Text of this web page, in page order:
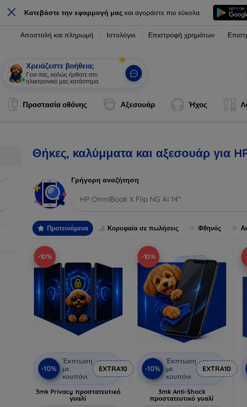
× Κατεβάστε την εφαρμογή μαςκαι αγοράστε πιο εύκολα.
Αποστολή και πληρωμή Ιστολόγιο Επιστροφή χρημάτων
Χρειάζεστε βοήθεια;
Γεια σας, καλώς ήρθατε στο
ηλεκτρονικό μας κατάστημα.
Προστασία οθόνης Αξεσουάρ Ήχος
Θήκες, καλύμματα και αξεσουάρ για
Γρήγορη αναζήτηση
HP OmniBook X Flip NG AI 14"
Προτεινόμενα Κορυφαία σε πωλήσεις Φθηνός
-10%
-10%
Έκπτωση
με
κουπόνι
EXTRA10
3mk Privacy προστατευτικό
γυαλί
-10%
-10%
Έκπτωση
με
κουπόνι
EXTRA10
3mk Anti-Shock
προστατευτικό γυαλί